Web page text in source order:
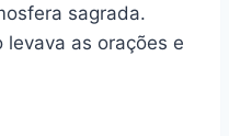
sagrada.
as orações e